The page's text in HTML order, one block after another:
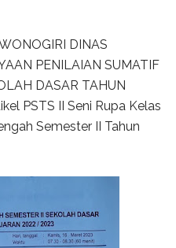
DINAS
PENILAIAN SUMATIF
DASAR TAHUN
PSTS II Seni Rupa Kelas
Semester II Tahun